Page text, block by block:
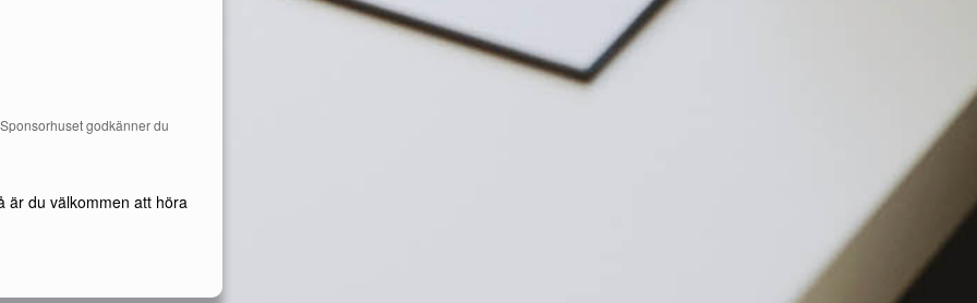
godkänner du
är du välkommen att höra